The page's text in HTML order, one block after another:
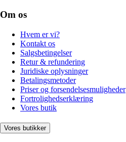
Om os
Hvem er vi?
Kontakt os
Salgsbetingelser
Retur & refundering
Juridiske oplysninger
Betalingsmetoder
Priser og forsendelsesmuligheder
Fortrolighedserklæring
Vores butik
Vores butikker